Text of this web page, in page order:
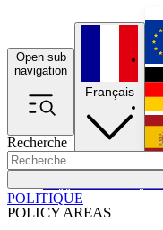
Open sub
navigation
Recherche
POLICY AREAS
Français
POLITIQUE